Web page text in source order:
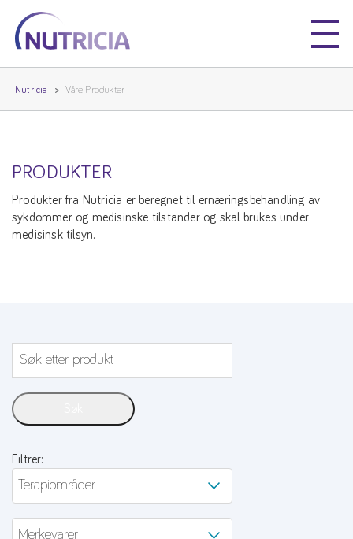
Nutricia
Nutricia
Nutricia Våre Produkter
PRODUKTER
Produkter fra Nutricia er beregnet til ernæringsbehandling av
sykdommer og medisinske tilstander og skal brukes under
medisinsk tilsyn.
Filtrer:
Terapiområder
Merkevarer